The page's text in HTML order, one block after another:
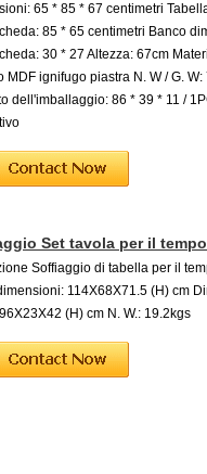
65 * 85 * 67 centimetri
85 * 65 centimetri Banco
30 * 27 Altezza: 67cm
MDF ignifugo piastra N. W / G. W:
dell'imballaggio: 86 * 39 * 11 /
Set tavola per il
Soffiaggio di tabella per il
114X68X71.5 (H) cm
(H) cm N. W.: 19.2kgs